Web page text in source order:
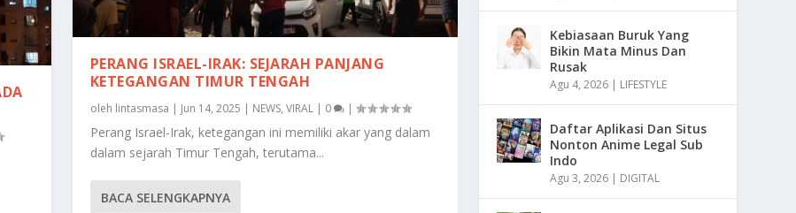
PERANG ISRAEL-IRAK: SEJARAH PANJANG
KETEGANGAN TIMUR TENGAH
oleh lintasmasa | Jun 14, 2025 | NEWS, VIRAL| 0 |
Perang Israel-Irak, ketegangan ini memiliki akar yang dalam
dalam sejarah Timur Tengah, terutama...
BACA SELENGKAPNYA
Kebiasaan Buruk Yang
Bikin Mata Minus Dan
Rusak
Agu 4, 2026 | LIFESTYLE
Daftar Aplikasi Dan Situs
Nonton Anime Legal Sub
Indo
Agu 3, 2026 | DIGITAL